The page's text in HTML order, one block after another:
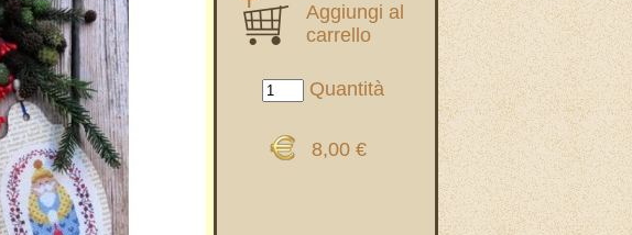
Aggiungi al
carrello
Quantità
8,00 €